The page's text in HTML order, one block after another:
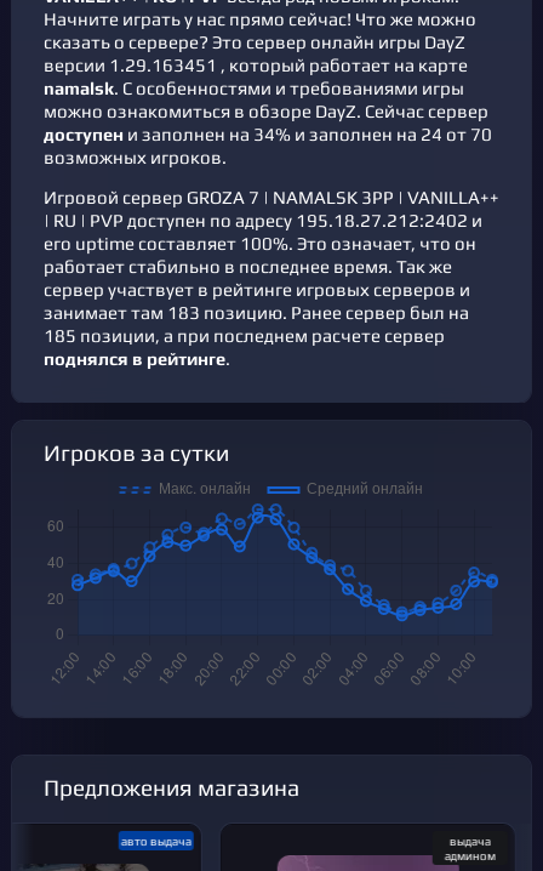
Начните играть у нас прямо сейчас! Что же можно
сказать о сервере? Это сервер онлайн игры DayZ
версии 1.29.163451 , который работает на карте
namalsk. С особенностями и требованиями игры
можно ознакомиться в обзоре DayZ. Cейчас сервер
доступен и заполнен на 34% и заполнен на 24 от 70
возможных игроков.
Игровой сервер GROZA 7 | NAMALSK 3PP | VANILLA++
| RU | PVP доступен по адресу 195.18.27.212:2402 и
его uptime составляет 100%. Это означает, что он
работает стабильно в последнее время. Так же
сервер участвует в рейтинге игровых серверов и
занимает там 183 позицию. Ранее сервер был на
185 позиции, а при последнем расчете сервер
поднялся в рейтинге.
Игроков за сутки
Предложения магазина
aвто выдача
выдача
админом